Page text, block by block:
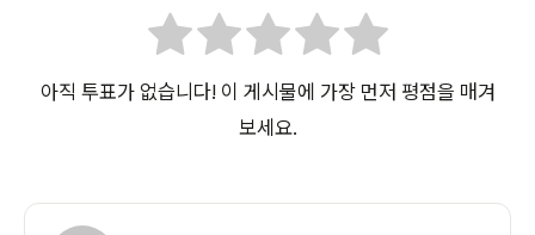
아직 투표가 없습니다! 이 게시물에 가장 먼저 평점을 매겨
보세요.